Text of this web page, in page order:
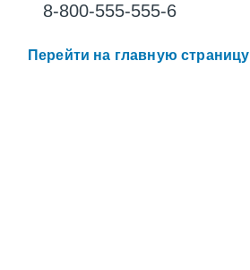
8-800-555-555-6
Перейти на главную страницу